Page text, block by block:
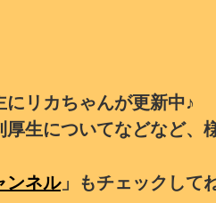
リカちゃんが更新中♪
生についてなどなど、
ンネル」もチェックして